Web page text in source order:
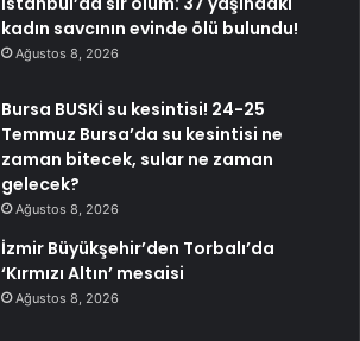
kadın savcının evinde ölü bulundu!
Ağustos 8, 2026
Bursa BUSKİ su kesintisi! 24-25
Temmuz Bursa’da su kesintisi ne
zaman bitecek, sular ne zaman
gelecek?
Ağustos 8, 2026
İzmir Büyükşehir’den Torbalı’da
‘Kırmızı Altın’ mesaisi
Ağustos 8, 2026